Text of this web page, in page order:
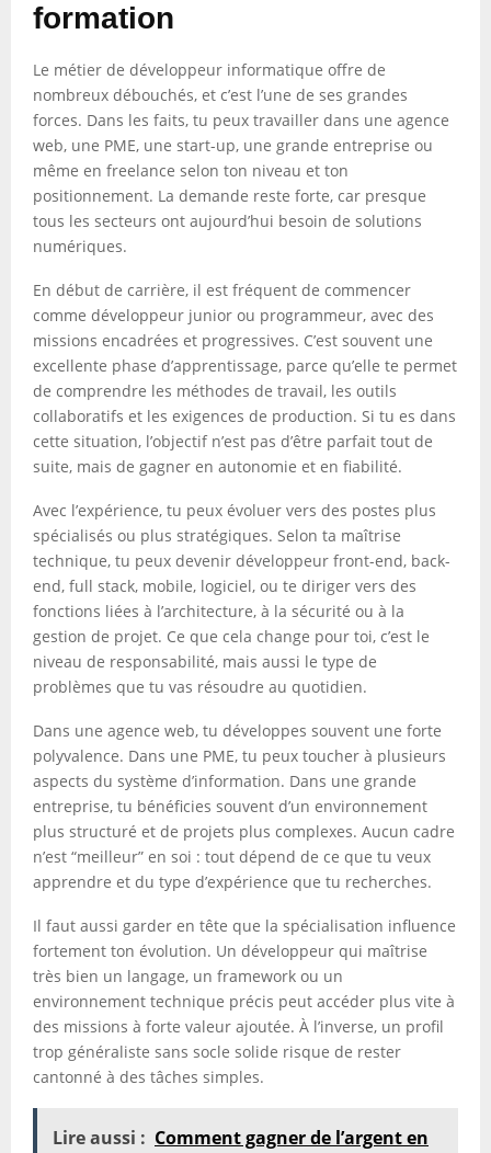
formation
Le métier de développeur informatique offre de
nombreux débouchés, et c’est l’une de ses grandes
forces. Dans les faits, tu peux travailler dans une agence
web, une PME, une start-up, une grande entreprise ou
même en freelance selon ton niveau et ton
positionnement. La demande reste forte, car presque
tous les secteurs ont aujourd’hui besoin de solutions
numériques.
En début de carrière, il est fréquent de commencer
comme développeur junior ou programmeur, avec des
missions encadrées et progressives. C’est souvent une
excellente phase d’apprentissage, parce qu’elle te permet
de comprendre les méthodes de travail, les outils
collaboratifs et les exigences de production. Si tu es dans
cette situation, l’objectif n’est pas d’être parfait tout de
suite, mais de gagner en autonomie et en fiabilité.
Avec l’expérience, tu peux évoluer vers des postes plus
spécialisés ou plus stratégiques. Selon ta maîtrise
technique, tu peux devenir développeur front-end, back-
end, full stack, mobile, logiciel, ou te diriger vers des
fonctions liées à l’architecture, à la sécurité ou à la
gestion de projet. Ce que cela change pour toi, c’est le
niveau de responsabilité, mais aussi le type de
problèmes que tu vas résoudre au quotidien.
Dans une agence web, tu développes souvent une forte
polyvalence. Dans une PME, tu peux toucher à plusieurs
aspects du système d’information. Dans une grande
entreprise, tu bénéficies souvent d’un environnement
plus structuré et de projets plus complexes. Aucun cadre
n’est “meilleur” en soi : tout dépend de ce que tu veux
apprendre et du type d’expérience que tu recherches.
Il faut aussi garder en tête que la spécialisation influence
fortement ton évolution. Un développeur qui maîtrise
très bien un langage, un framework ou un
environnement technique précis peut accéder plus vite à
des missions à forte valeur ajoutée. À l’inverse, un profil
trop généraliste sans socle solide risque de rester
cantonné à des tâches simples.
Lire aussi : Comment gagner de l’argent en